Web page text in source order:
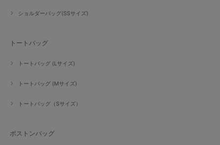
ショルダーバッグ(SSサイズ)
トートバッグ
トートバッグ (Lサイズ)
トートバッグ (Mサイズ)
トートバッグ（Sサイズ）
ボストンバッグ